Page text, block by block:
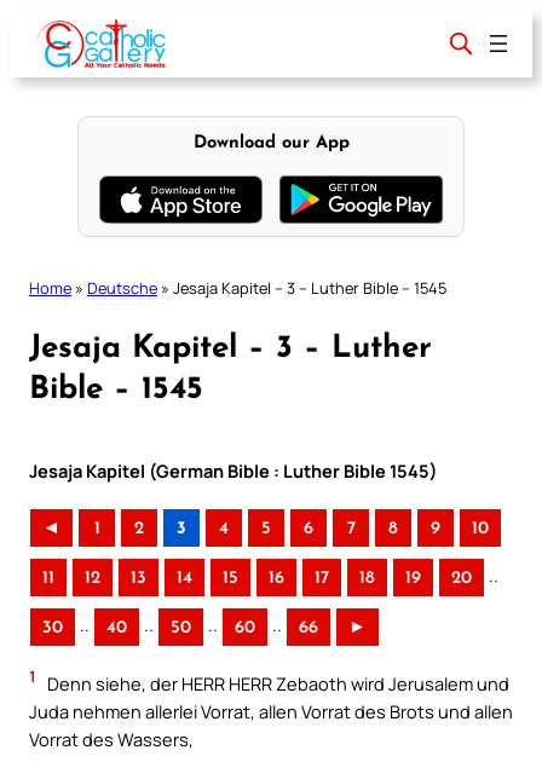
content
Download our App
Home » Deutsche » Jesaja Kapitel – 3 – Luther Bible – 1545
Jesaja Kapitel – 3 – Luther
Bible – 1545
Jesaja Kapitel (German Bible : Luther Bible 1545)
◄ 1 2 3 4 5 6 7 8 9 10
11 12 13 14 15 16 17 18 19 20 ..
30 .. 40 .. 50 .. 60 .. 66 ►
1
Denn siehe, der HERR HERR Zebaoth wird Jerusalem und
Juda nehmen allerlei Vorrat, allen Vorrat des Brots und allen
Vorrat des Wassers,